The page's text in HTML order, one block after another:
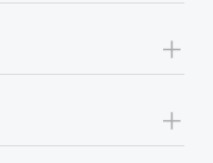
+
+